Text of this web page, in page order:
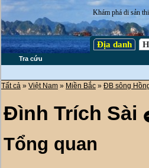
Khám phá di sản
Địa danh
Tra cứu
Tất cả » Việt Nam » Miền Bắc » ĐB sông
Đình Trích Sài
Tổng quan